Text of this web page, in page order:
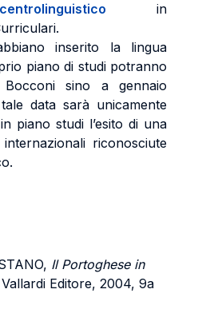
in
inserito la lingua
piano di studi potranno
Bocconi sino a gennaio
data sarà unicamente
piano studi l’esito di una
riconosciute
Il Portoghese in
Editore, 2004, 9a